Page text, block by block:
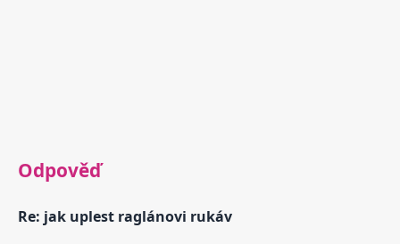
Odpověď
Re: jak uplest raglánovi rukáv